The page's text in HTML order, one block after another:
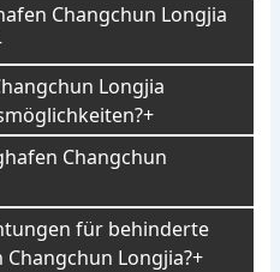
Changchun Longjia
Longjia
Changchun
für behinderte
Changchun Longjia?